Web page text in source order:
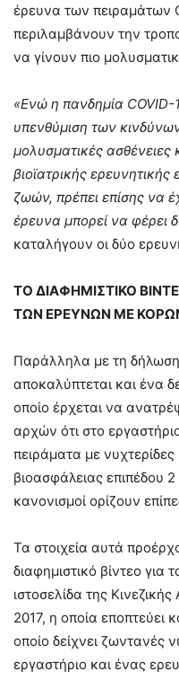
έρευνα των πειραμάτων
περιλαμβάνουν την
να γίνουν πιο
«Ενώ η πανδημία COVID-
υπενθύμιση των
μολυσματικές ασθένειες
βιοϊατρικής ερευνητικής
ζωών, πρέπει επίσης να
έρευνα μπορεί να φέρει
καταλήγουν οι δύο
ΤΟ ΔΙΑΦΗΜΙΣΤΙΚΟ
ΤΩΝ ΕΡΕΥΝΩΝ ΜΕ
Παράλληλα με τη
αποκαλύπτεται και ένα
οποίο έρχεται να
αρχών ότι στο
πειράματα με
βιοασφάλειας επιπέδου 2
κανονισμοί ορίζουν
Τα στοιχεία αυτά
διαφημιστικό βίντεο για
ιστοσελίδα της
2017, η οποία εποπτεύει
οποίο δείχνει ζωντανές
εργαστήριο και ένας